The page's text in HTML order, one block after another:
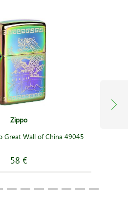
Zippo
Great Wall of China 49045
58 €